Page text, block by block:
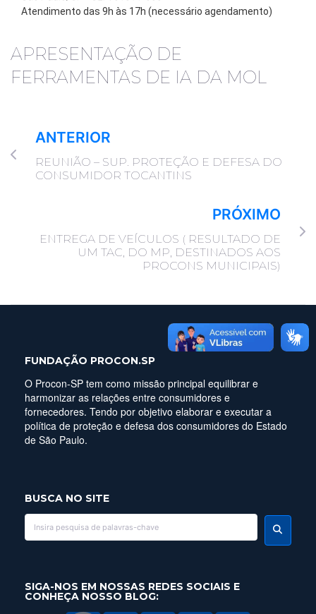
Atendimento das 9h às 17h (necessário agendamento)
APRESENTAÇÃO DE
FERRAMENTAS DE IA DA MOL
ANTERIOR
REUNIÃO – SUP. PROTEÇÃO E DEFESA DO
CONSUMIDOR TOCANTINS
PRÓXIMO
ENTREGA DE VEÍCULOS ( RESULTADO DE
UM TAC, DO MP, DESTINADOS AOS
PROCONS MUNICIPAIS)
FUNDAÇÃO PROCON.SP
O Procon-SP tem como missão principal equilibrar e
harmonizar as relações entre consumidores e
fornecedores. Tendo por objetivo elaborar e executar a
política de proteção e defesa dos consumidores do Estado
de São Paulo.
BUSCA NO SITE
SIGA-NOS EM NOSSAS REDES SOCIAIS E
CONHEÇA NOSSO BLOG: